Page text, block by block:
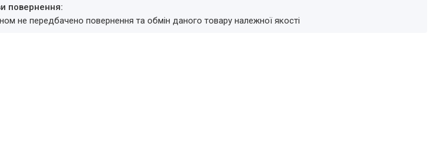
не передбачено повернення та обмін даного товару належної якості